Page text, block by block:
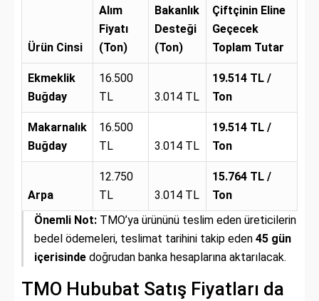
Ürün Cinsi
Alım
Fiyatı
(Ton)
Bakanlık
Desteği
(Ton)
Çiftçinin Eline
Geçecek
Toplam Tutar
Ekmeklik
Buğday
16.500
TL
3.014 TL
19.514 TL /
Ton
Makarnalık
Buğday
16.500
TL
3.014 TL
19.514 TL /
Ton
Arpa
12.750
TL
3.014 TL
15.764 TL /
Ton
Önemli Not: TMO’ya ürününü teslim eden üreticilerin
bedel ödemeleri, teslimat tarihini takip eden 45 gün
içerisinde doğrudan banka hesaplarına aktarılacak.
TMO Hububat Satış Fiyatları da